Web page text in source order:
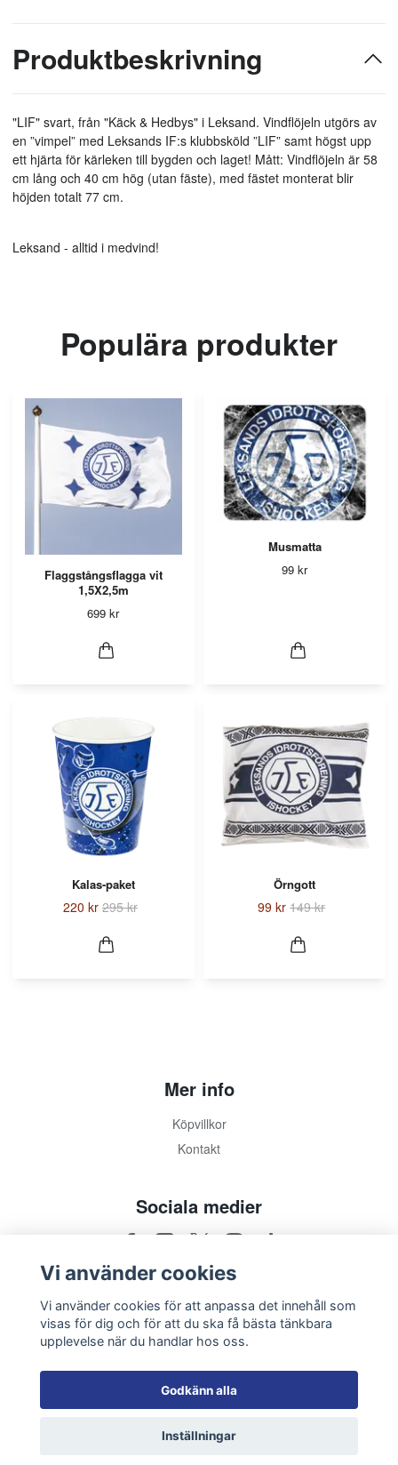
Produktbeskrivning
"LIF" svart, från "Käck & Hedbys" i Leksand. Vindflöjeln utgörs av
en ”vimpel” med Leksands IF:s klubbsköld ”LIF” samt högst upp
ett hjärta för kärleken till bygden och laget! Mått: Vindflöjeln är 58
cm lång och 40 cm hög (utan fäste), med fästet monterat blir
höjden totalt 77 cm.
Leksand - alltid i medvind!
Populära produkter
Flaggstångsflagga vit
1,5X2,5m
699 kr
Musmatta
99 kr
Kalas-paket
220 kr 295 kr
Örngott
99 kr 149 kr
Mer info
Köpvillkor
Kontakt
Sociala medier
© 2026 Leksands IF Shop
Vi använder cookies
Vi använder cookies för att anpassa det innehåll som
visas för dig och för att du ska få bästa tänkbara
upplevelse när du handlar hos oss.
Godkänn alla
Inställningar